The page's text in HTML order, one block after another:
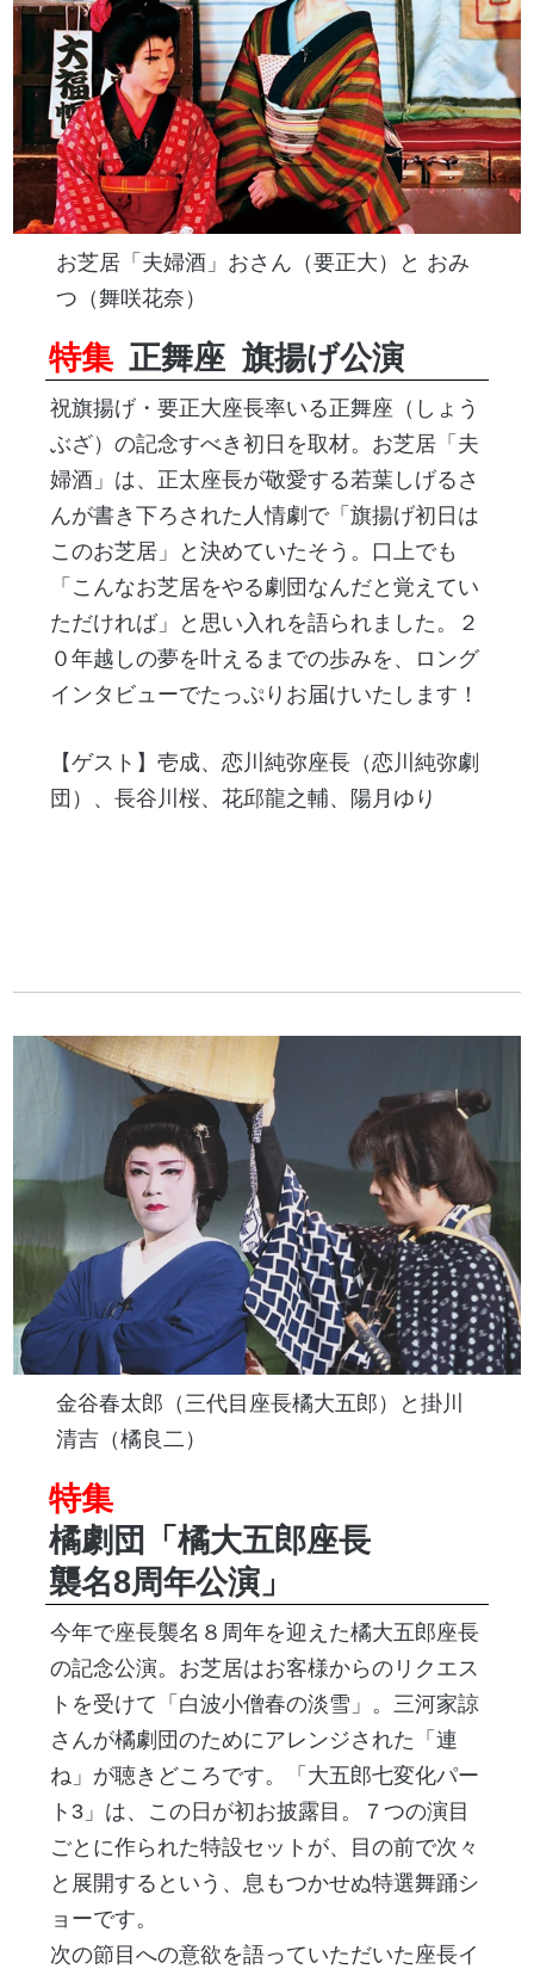
お芝居「夫婦酒」おさん（要正大）と おみ
つ（舞咲花奈）
特集 正舞座 旗揚げ公演
祝旗揚げ・要正大座長率いる正舞座（しょう
ぶざ）の記念すべき初日を取材。お芝居「夫
婦酒」は、正太座長が敬愛する若葉しげるさ
んが書き下ろされた人情劇で「旗揚げ初日は
このお芝居」と決めていたそう。口上でも
「こんなお芝居をやる劇団なんだと覚えてい
ただければ」と思い入れを語られました。２
０年越しの夢を叶えるまでの歩みを、ロング
インタビューでたっぷりお届けいたします！
【ゲスト】壱成、恋川純弥座長（恋川純弥劇
団）、長谷川桜、花邱龍之輔、陽月ゆり
金谷春太郎（三代目座長橘大五郎）と掛川
清吉（橘良二）
特集
橘劇団「橘大五郎座長
襲名8周年公演」
今年で座長襲名８周年を迎えた橘大五郎座長
の記念公演。お芝居はお客様からのリクエス
トを受けて「白波小僧春の淡雪」。三河家諒
さんが橘劇団のためにアレンジされた「連
ね」が聴きどころです。「大五郎七変化パー
ト3」は、この日が初お披露目。７つの演目
ごとに作られた特設セットが、目の前で次々
と展開するという、息もつかせぬ特選舞踊シ
ョーです。
次の節目への意欲を語っていただいた座長イ